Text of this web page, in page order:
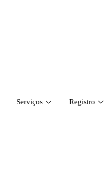
Serviços Registro